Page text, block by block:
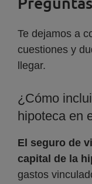
Te dejamos a
cuestiones y
llegar.
¿Cómo
hipoteca en
El seguro de
capital de la
gastos